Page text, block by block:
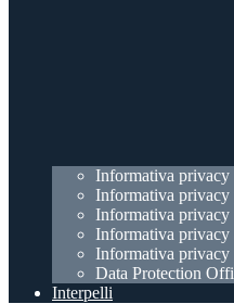
Informativa privacy
Informativa privacy
Informativa
Informativa privacy
Informativa
Data Protection
Interpelli